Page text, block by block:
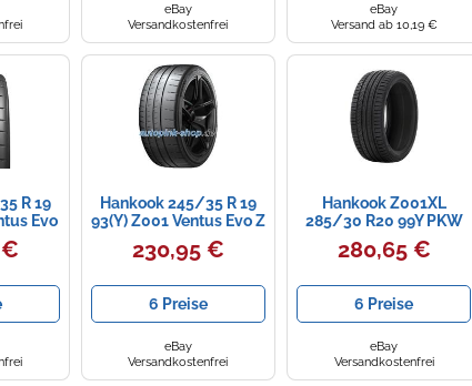
eBay
Versandkostenfrei
eBay
Versand ab 10,19 €
R 19
Evo
€
Hankook 245/35 R 19
93(Y) Z001 Ventus Evo Z
Tl Xl Fr Sommerreifen
230,95 €
6 Preise
eBay
Versandkostenfrei
Hankook Z001XL
285/30 R20 99Y PKW
Sommerreifen Reifen
1035456
280,65 €
6 Preise
eBay
Versandkostenfrei